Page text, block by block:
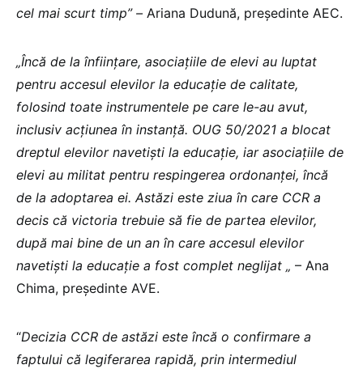
cel mai scurt timp” – Ariana Dudună, președinte AEC.
„Încă de la înființare, asociațiile de elevi au luptat
pentru accesul elevilor la educație de calitate,
folosind toate instrumentele pe care le-au avut,
inclusiv acțiunea în instanță. OUG 50/2021 a blocat
dreptul elevilor navetiști la educație, iar asociațiile de
elevi au militat pentru respingerea ordonanței, încă
de la adoptarea ei. Astăzi este ziua în care CCR a
decis că victoria trebuie să fie de partea elevilor,
după mai bine de un an în care accesul elevilor
navetiști la educație a fost complet neglijat „ – Ana
Chima, președinte AVE.
“Decizia CCR de astăzi este încă o confirmare a
faptului că legiferarea rapidă, prin intermediul